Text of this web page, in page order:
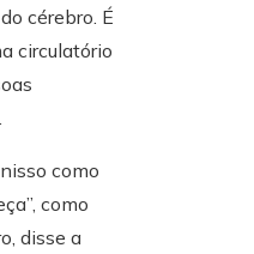
cérebro. É
circulatório
como
como
disse a